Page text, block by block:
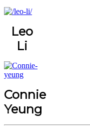
Leo
Li
Connie
Yeung